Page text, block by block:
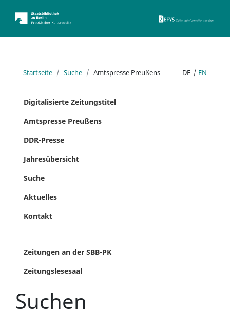
Startseite Suche Amtspresse Preußens DE | EN
Digitalisierte Zeitungstitel
Amtspresse Preußens
DDR-Presse
Jahresübersicht
Suche
Aktuelles
Kontakt
Zeitungen an der SBB-PK
Zeitungslesesaal
Suchen